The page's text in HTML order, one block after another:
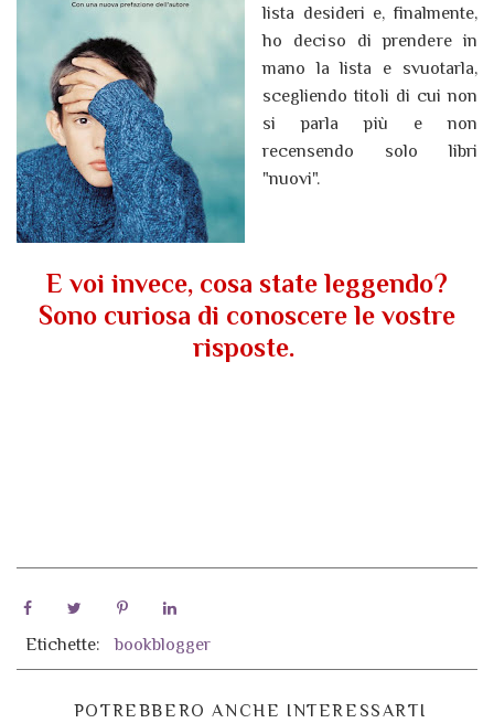
lista desideri e, finalmente,
ho deciso di prendere in
mano la lista e svuotarla,
scegliendo titoli di cui non
si parla più e non
recensendo solo libri
"nuovi".
E voi invece, cosa state leggendo?
Sono curiosa di conoscere le vostre
risposte.
Etichette:bookblogger
POTREBBERO ANCHE INTERESSARTI